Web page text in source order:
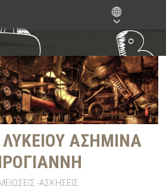
ΛΥΚΕΙΟΥ ΑΣΗΜΙΝΑ
-ΑΣΚΗΣΕΙΣ